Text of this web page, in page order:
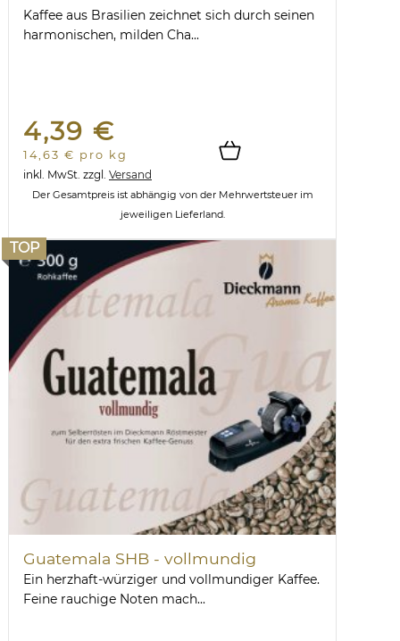
Kaffee aus Brasilien zeichnet sich durch seinen
harmonischen, milden Cha...
4,39 €
14,63 € pro kg
inkl. MwSt. zzgl. Versand
Der Gesamtpreis ist abhängig von der Mehrwertsteuer im
jeweiligen Lieferland.
TOP
Guatemala SHB - vollmundig
Ein herzhaft-würziger und vollmundiger Kaffee.
Feine rauchige Noten mach...